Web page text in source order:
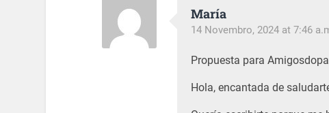
María
14 Novembro, 2024 at 7:46
Propuesta para
Hola, encantada de